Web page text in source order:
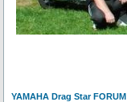
YAMAHA Drag Star FORUM